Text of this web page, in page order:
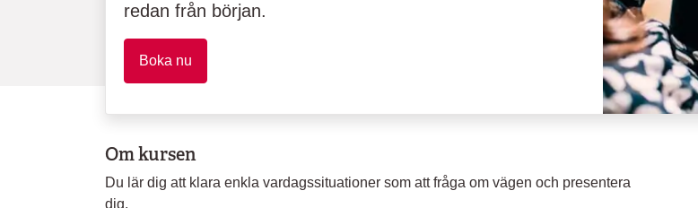
redan från början.
Boka nu
Om kursen
Du lär dig att klara enkla vardagssituationer som att fråga om vägen och presentera
dig.